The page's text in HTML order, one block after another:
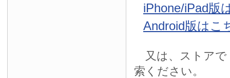
iPhone/iPad版
Android版はこ
又は、ストアで
索ください。